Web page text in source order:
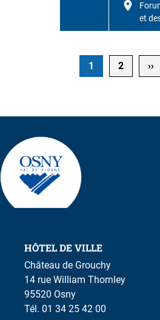
et
1 2 ››
HÔTEL DE VILLE
Château de Grouchy
14 rue William Thornley
95520 Osny
Tél. 01 34 25 42 00